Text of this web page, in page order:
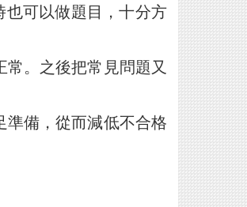
可以做題目，十分方
。之後把常見問題又
備，從而減低不合格